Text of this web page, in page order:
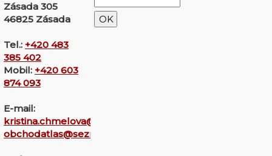
Zásada 305
46825 Zásada
Tel.: +420 483
385 402
Mobil: +420 603
874 093
E-mail:
kristina.chmelova@seznam.cz
obchodatlas@seznam.cz